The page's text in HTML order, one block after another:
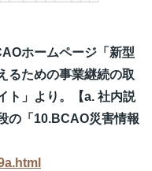
ホームページ「新型
るための事業継続の取
ト」より。【a. 社内説
の「10.BCAO災害情報